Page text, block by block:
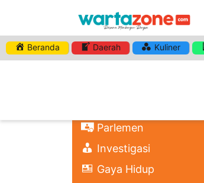
Beranda Daerah Kuliner
Parlemen
Investigasi
Gaya Hidup